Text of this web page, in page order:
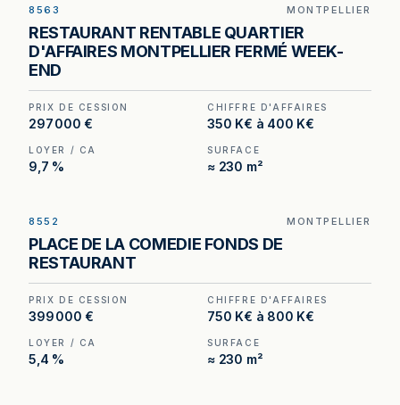
couverts en salle et environ 60 places en
terrasse dans le quartier d'affaires.
8563 MONTPELLIER
RESTAURANT RENTABLE QUARTIER
D'AFFAIRES MONTPELLIER FERMÉ WEEK-
END
PRIX DE CESSION
297 000 €
CHIFFRE D'AFFAIRES
350 K€ à 400 K€
LOYER / CA
9,7 %
SURFACE
≈ 230 m²
deux pas de la Place de la Comédie.
8552 MONTPELLIER
PLACE DE LA COMEDIE FONDS DE
RESTAURANT
PRIX DE CESSION
399 000 €
CHIFFRE D'AFFAIRES
750 K€ à 800 K€
LOYER / CA
5,4 %
SURFACE
≈ 230 m²